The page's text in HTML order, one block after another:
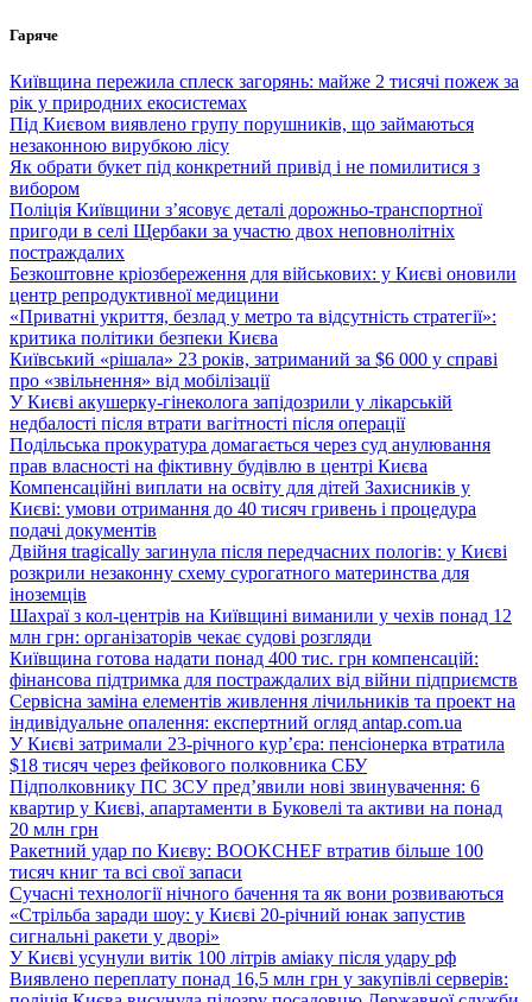
Перейти
вмісту
Гаряче
Київщина пережила сплеск загорянь: майже 2 тисячі пожеж за
рік у природних екосистемах
Під Києвом виявлено групу порушників, що займаються
незаконною вирубкою лісу
Як обрати букет під конкретний привід і не помилитися з
вибором
Поліція Київщини з’ясовує деталі дорожньо-транспортної
пригоди в селі Щербаки за участю двох неповнолітніх
постраждалих
Безкоштовне кріозбереження для військових: у Києві оновили
центр репродуктивної медицини
«Приватні укриття, безлад у метро та відсутність стратегії»:
критика політики безпеки Києва
Київський «рішала» 23 років, затриманий за $6 000 у справі
про «звільнення» від мобілізації
У Києві акушерку-гінеколога запідозрили у лікарській
недбалості після втрати вагітності після операції
Подільська прокуратура домагається через суд анулювання
прав власності на фіктивну будівлю в центрі Києва
Компенсаційні виплати на освіту для дітей Захисників у
Києві: умови отримання до 40 тисяч гривень і процедура
подачі документів
Двійня tragically загинула після передчасних пологів: у Києві
розкрили незаконну схему сурогатного материнства для
іноземців
Шахраї з кол-центрів на Київщині виманили у чехів понад 12
млн грн: організаторів чекає судові розгляди
Київщина готова надати понад 400 тис. грн компенсацій:
фінансова підтримка для постраждалих від війни підприємств
Сервісна заміна елементів живлення лічильників та проект на
індивідуальне опалення: експертний огляд antap.com.ua
У Києві затримали 23-річного кур’єра: пенсіонерка втратила
$18 тисяч через фейкового полковника СБУ
Підполковнику ПС ЗСУ пред’явили нові звинувачення: 6
квартир у Києві, апартаменти в Буковелі та активи на понад
20 млн грн
Ракетний удар по Києву: BOOKCHEF втратив більше 100
тисяч книг та всі свої запаси
Сучасні технології нічного бачення та як вони розвиваються
«Стрільба заради шоу: у Києві 20-річний юнак запустив
сигнальні ракети у дворі»
У Києві усунули витік 100 літрів аміаку після удару рф
Виявлено переплату понад 16,5 млн грн у закупівлі серверів: